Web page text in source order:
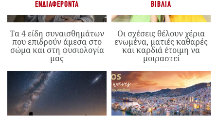
ΕΝΔΙΑΦΈΡΟΝΤΑ
Τα 4 είδη συναισθημάτων
που επιδρούν άμεσα στο
σώμα και στη φυσιολογία
μας
ΒΙΒΛΊΑ
Οι σχέσεις θέλουν χέρια
ενωμένα, ματιές καθαρές
και καρδιά έτοιμη να
μοιραστεί